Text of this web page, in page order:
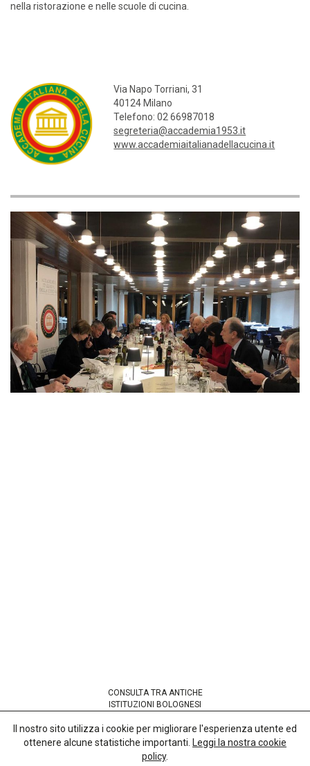
nella ristorazione e nelle scuole di cucina.
Via Napo Torriani, 31
40124 Milano
Telefono: 02 66987018
segreteria@accademia1953.it
www.accademiaitalianadellacucina.it
CONSULTA TRA ANTICHE
ISTITUZIONI BOLOGNESI
codice fiscale 91265380377
Sede presso
Basilica di San Petronio
Il nostro sito utilizza i cookie per migliorare l'esperienza utente ed
ottenere alcune statistiche importanti. Leggi la nostra cookie
policy.